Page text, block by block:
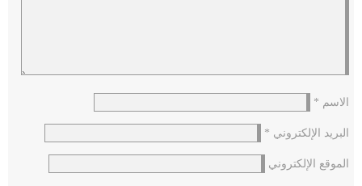
الاسم *
البريد الإلكتروني *
الموقع الإلكتروني